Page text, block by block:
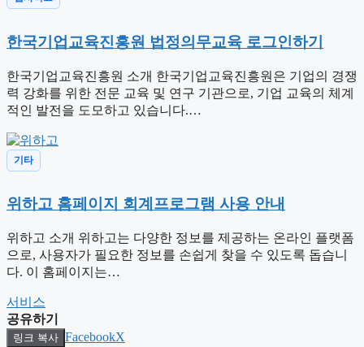
한국기업교육진흥원 법정의무교육 로그인하기
한국기업교육진흥원 소개 한국기업교육진흥원은 기업의 경쟁
력 강화를 위한 전문 교육 및 연구 기관으로, 기업 교육의 체계
적인 발전을 도모하고 있습니다.…
기타
위하고 홈페이지 회계프로그램 사용 안내
위하고 소개 위하고는 다양한 정보를 제공하는 온라인 플랫폼
으로, 사용자가 필요한 정보를 손쉽게 찾을 수 있도록 돕습니
다. 이 홈페이지는…
태
그
서비스
공유하기
링크 복사 FacebookX